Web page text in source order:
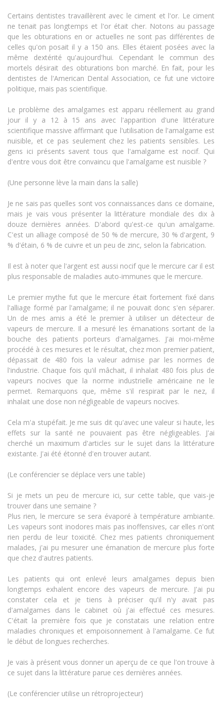
Certains dentistes travaillèrent avec le ciment et l'or. Le ciment
ne tenait pas longtemps et l'or était cher. Notons au passage
que les obturations en or actuelles ne sont pas différentes de
celles qu'on posait il y a 150 ans. Elles étaient posées avec la
même dextérité qu'aujourd'hui. Cependant le commun des
mortels désirait des obturations bon marché. En fait, pour les
dentistes de l'American Dental Association, ce fut une victoire
politique, mais pas scientifique.
Le problème des amalgames est apparu réellement au grand
jour il y a 12 à 15 ans avec l'apparition d'une littérature
scientifique massive affirmant que l'utilisation de l'amalgame est
nuisible, et ce pas seulement chez les patients sensibles. Les
gens ici présents savent tous que l'amalgame est nocif. Qui
d'entre vous doit être convaincu que l'amalgame est nuisible ?
(Une personne lève la main dans la salle)
Je ne sais pas quelles sont vos connaissances dans ce domaine,
mais je vais vous présenter la littérature mondiale des dix à
douze dernières années. D'abord qu'est-ce qu'un amalgame.
C'est un alliage composé de 50 % de mercure, 30 % d'argent, 9
% d'étain, 6 % de cuivre et un peu de zinc, selon la fabrication.
Il est à noter que l'argent est aussi nocif que le mercure car il est
plus responsable de maladies auto-immunes que le mercure.
Le premier mythe fut que le mercure était fortement fixé dans
l'alliage formé par l'amalgame; il ne pouvait donc s'en séparer.
Un de mes amis a été le premier à utiliser un détecteur de
vapeurs de mercure. Il a mesuré les émanations sortant de la
bouche des patients porteurs d'amalgames. J'ai moi-même
procédé à ces mesures et le résultat, chez mon premier patient,
dépassait de 480 fois la valeur admise par les normes de
l'industrie. Chaque fois qu'il mâchait, il inhalait 480 fois plus de
vapeurs nocives que la norme industrielle américaine ne le
permet. Remarquons que, même s'il respirait par le nez, il
inhalait une dose non négligeable de vapeurs nocives.
Cela m'a stupéfait. Je me suis dit qu'avec une valeur si haute, les
effets sur la santé ne pouvaient pas être négligeables. J'ai
cherché un maximum d'articles sur le sujet dans la littérature
existante. J'ai été étonné d'en trouver autant.
(Le conférencier se déplace vers une table)
Si je mets un peu de mercure ici, sur cette table, que vais-je
trouver dans une semaine ?
Plus rien, le mercure se sera évaporé à température ambiante.
Les vapeurs sont inodores mais pas inoffensives, car elles n'ont
rien perdu de leur toxicité. Chez mes patients chroniquement
malades, j'ai pu mesurer une émanation de mercure plus forte
que chez d'autres patients.
Les patients qui ont enlevé leurs amalgames depuis bien
longtemps exhalent encore des vapeurs de mercure. J'ai pu
constater cela et je tiens à préciser qu'il n'y avait pas
d'amalgames dans le cabinet où j'ai effectué ces mesures.
C'était la première fois que je constatais une relation entre
maladies chroniques et empoisonnement à l'amalgame. Ce fut
le début de longues recherches.
Je vais à présent vous donner un aperçu de ce que l'on trouve à
ce sujet dans la littérature parue ces dernières années.
(Le conférencier utilise un rétroprojecteur)